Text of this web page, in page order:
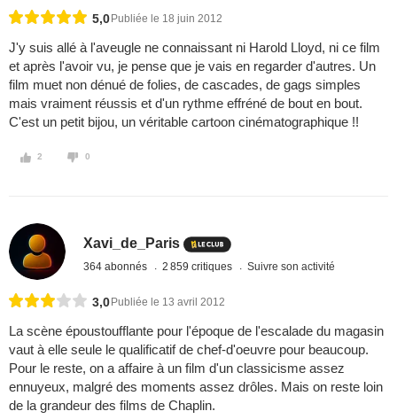
5,0 Publiée le 18 juin 2012
J'y suis allé à l'aveugle ne connaissant ni Harold Lloyd, ni ce film
et après l'avoir vu, je pense que je vais en regarder d'autres. Un
film muet non dénué de folies, de cascades, de gags simples
mais vraiment réussis et d'un rythme effréné de bout en bout.
C'est un petit bijou, un véritable cartoon cinématographique !!
2 0
Xavi_de_Paris
364 abonnés 2 859 critiques Suivre son activité
3,0 Publiée le 13 avril 2012
La scène époustoufflante pour l'époque de l'escalade du magasin
vaut à elle seule le qualificatif de chef-d'oeuvre pour beaucoup.
Pour le reste, on a affaire à un film d'un classicisme assez
ennuyeux, malgré des moments assez drôles. Mais on reste loin
de la grandeur des films de Chaplin.